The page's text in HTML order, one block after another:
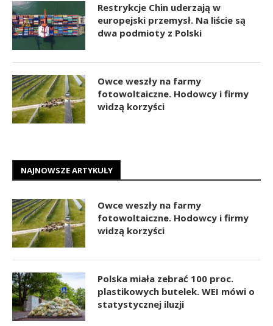
Restrykcje Chin uderzają w
europejski przemysł. Na liście są
dwa podmioty z Polski
Owce weszły na farmy
fotowoltaiczne. Hodowcy i firmy
widzą korzyści
NAJNOWSZE ARTYKUŁY
Owce weszły na farmy
fotowoltaiczne. Hodowcy i firmy
widzą korzyści
Polska miała zebrać 100 proc.
plastikowych butelek. WEI mówi o
statystycznej iluzji